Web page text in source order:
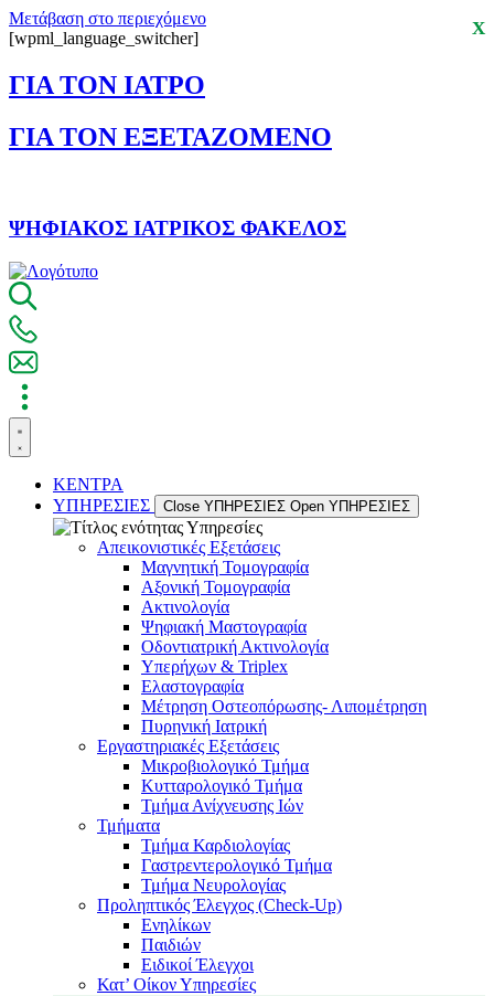
Μετάβαση στο περιεχόμενο
[wpml_language_switcher]
ΓΙΑ ΤΟΝ ΙΑΤΡΟ
ΓΙΑ ΤΟΝ ΕΞΕΤΑΖΟΜΕΝΟ
ΨΗΦΙΑΚΟΣ ΙΑΤΡΙΚΟΣ ΦΑΚΕΛΟΣ
ΚΕΝΤΡΑ
ΥΠΗΡΕΣΙΕΣ
Close ΥΠΗΡΕΣΙΕΣ Open ΥΠΗΡΕΣΙΕΣ
Απεικονιστικές Εξετάσεις
Μαγνητική Τομογραφία
Αξονική Τομογραφία
Ακτινολογία
Ψηφιακή Μαστογραφία
Οδοντιατρική Ακτινολογία
Υπερήχων & Triplex
Ελαστογραφία
Μέτρηση Οστεοπόρωσης- Λιπομέτρηση
Πυρηνική Ιατρική
Εργαστηριακές Εξετάσεις
Μικροβιολογικό Τμήμα
Κυτταρολογικό Τμήμα
Τμήμα Ανίχνευσης Ιών
Τμήματα
Τμήμα Καρδιολογίας
Γαστρεντερολογικό Τμήμα
Τμήμα Νευρολογίας
Προληπτικός Έλεγχος (Check-Up)
Ενηλίκων
Παιδιών
Ειδικοί Έλεγχοι
Κατ’ Οίκον Υπηρεσίες
X